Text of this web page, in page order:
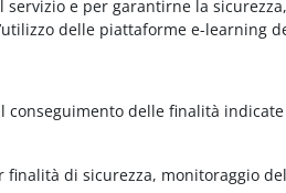
e per garantirne la
delle piattaforme e-learning
delle finalità
di sicurezza, monitoraggio